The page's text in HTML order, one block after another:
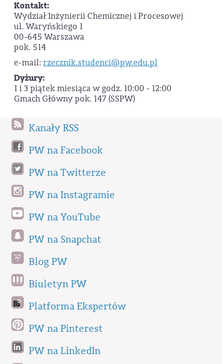
Kontakt:
Wydział Inżynierii Chemicznej i Procesowej
ul. Waryńskiego 1
00-645 Warszawa
pok. 514
e-mail: rzecznik.studenci@pw.edu.pl
Dyżury:
1 i 3 piątek miesiąca w godz. 10:00 - 12:00
Gmach Główny pok. 147 (SSPW)
Kanały RSS
PW na Facebook
PW na Twitterze
PW na Instagramie
PW na YouTube
PW na Snapchat
Blog PW
Biuletyn PW
Platforma Ekspertów
PW na Pinterest
PW na LinkedIn